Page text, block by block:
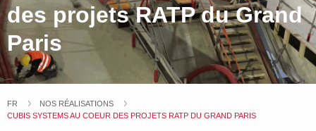
des projets RATP du Grand
Paris
FR
NOS RÉALISATIONS
CURRENT:
CUBIS SYSTEMS AU COEUR DES PROJETS RATP DU GRAND PARIS